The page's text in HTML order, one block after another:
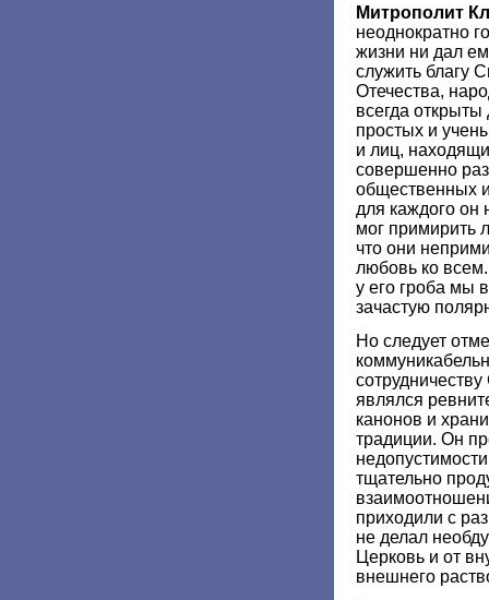
Митрополит
неоднократно
жизни ни дал
служить благу
Отечества,
всегда
простых и
и лиц,
совершенно
общественных
для каждого
мог примирить
что они
любовь ко
у его гроба мы
зачастую
Но следует
являлся
канонов и
традиции. Он
тщательно
приходили с
не делал
Церковь и от
внешнего